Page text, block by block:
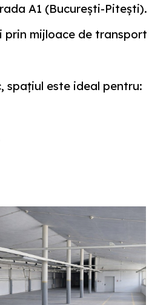
A1 (București-Pitești).
mijloace de transport
spațiul este ideal pentru: